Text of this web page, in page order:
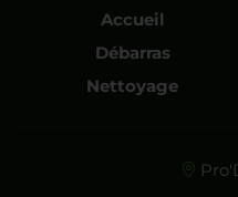
Accueil
Débarras
Nettoyage